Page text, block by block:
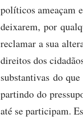
políticos ameaçam
deixarem, por
reclamar a sua
direitos dos
substantivas do
partindo do
até se participam.